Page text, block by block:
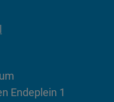
Endeplein 1